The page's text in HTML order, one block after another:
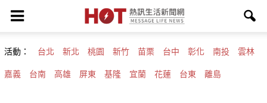
活動： 台北 新北 桃園 新竹 苗栗 台中 彰化 南投 雲林
嘉義 台南 高雄 屏東 基隆 宜蘭 花蓮 台東 離島